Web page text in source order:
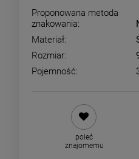
Proponowana metoda
znakowania:
Materiał:
Rozmiar:
Pojemność:
poleć
znajomemu